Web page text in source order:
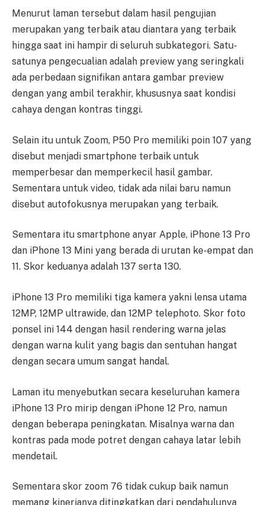
Menurut laman tersebut dalam hasil pengujian
merupakan yang terbaik atau diantara yang terbaik
hingga saat ini hampir di seluruh subkategori. Satu-
satunya pengecualian adalah preview yang seringkali
ada perbedaan signifikan antara gambar preview
dengan yang ambil terakhir, khususnya saat kondisi
cahaya dengan kontras tinggi.
Selain itu untuk Zoom, P50 Pro memiliki poin 107 yang
disebut menjadi smartphone terbaik untuk
memperbesar dan memperkecil hasil gambar.
Sementara untuk video, tidak ada nilai baru namun
disebut autofokusnya merupakan yang terbaik.
Sementara itu smartphone anyar Apple, iPhone 13 Pro
dan iPhone 13 Mini yang berada di urutan ke-empat dan
11. Skor keduanya adalah 137 serta 130.
iPhone 13 Pro memiliki tiga kamera yakni lensa utama
12MP, 12MP ultrawide, dan 12MP telephoto. Skor foto
ponsel ini 144 dengan hasil rendering warna jelas
dengan warna kulit yang bagis dan sentuhan hangat
dengan secara umum sangat handal.
Laman itu menyebutkan secara keseluruhan kamera
iPhone 13 Pro mirip dengan iPhone 12 Pro, namun
dengan beberapa peningkatan. Misalnya warna dan
kontras pada mode potret dengan cahaya latar lebih
mendetail.
Sementara skor zoom 76 tidak cukup baik namun
memang kinerjanya ditingkatkan dari pendahulunya